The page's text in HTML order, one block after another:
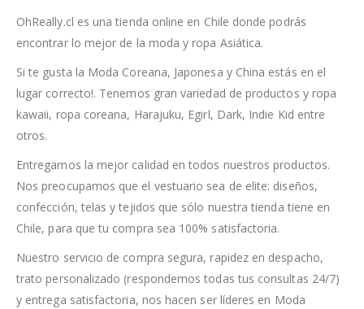
OhReally.cl es una tienda online en Chile donde podrás
encontrar lo mejor de la moda y ropa Asiática.
Si te gusta la Moda Coreana, Japonesa y China estás en el
lugar correcto!. Tenemos gran variedad de productos y ropa
kawaii, ropa coreana, Harajuku, Egirl, Dark, Indie Kid entre
otros.
Entregamos la mejor calidad en todos nuestros productos.
Nos preocupamos que el vestuario sea de elite: diseños,
confección, telas y tejidos que sólo nuestra tienda tiene en
Chile, para que tu compra sea 100% satisfactoria.
Nuestro servicio de compra segura, rapidez en despacho,
trato personalizado (respondemos todas tus consultas 24/7)
y entrega satisfactoria, nos hacen ser líderes en Moda